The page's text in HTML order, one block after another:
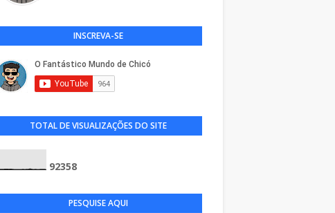
INSCREVA-SE
TOTAL DE VISUALIZAÇÕES DO SITE
92358
PESQUISE AQUI